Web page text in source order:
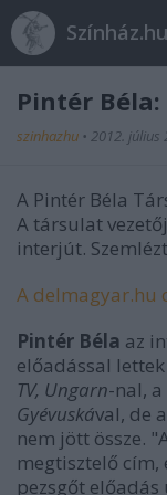
Színház.hu
Pintér
szinhazhu • 2012. július
A Pintér Béla
A társulat
interjút.
A delmagyar.hu
Pintér Béla az
előadással
TV, Ungarn-nal, a
Gyévuskával, de
nem jött össze.
megtisztelő cím,
pezsgőt előadás